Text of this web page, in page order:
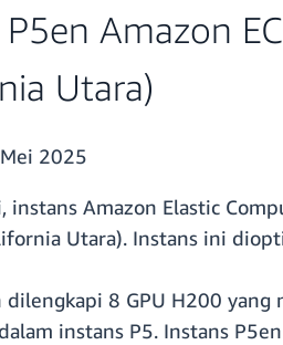
Amazon
Utara)
2025
instans Amazon Elastic
Utara). Instans ini
dilengkapi 8 GPU H200
instans P5. Instans